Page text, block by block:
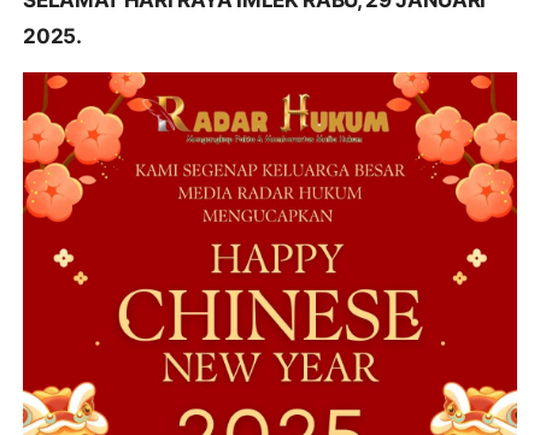
2025.